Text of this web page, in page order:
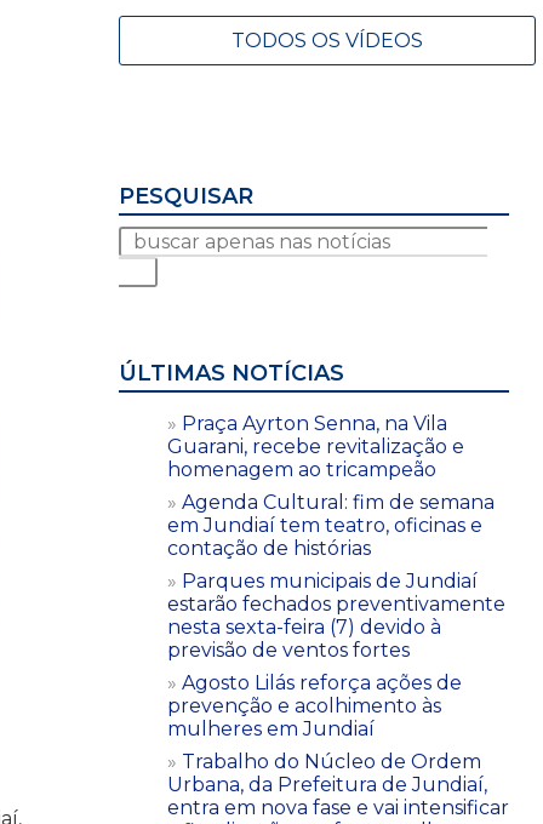
TODOS OS VÍDEOS
PESQUISAR
ÚLTIMAS NOTÍCIAS
Praça Ayrton Senna, na Vila
Guarani, recebe revitalização e
homenagem ao tricampeão
Agenda Cultural: fim de semana
em Jundiaí tem teatro, oficinas e
contação de histórias
Parques municipais de Jundiaí
estarão fechados preventivamente
nesta sexta-feira (7) devido à
previsão de ventos fortes
Agosto Lilás reforça ações de
prevenção e acolhimento às
mulheres em Jundiaí
Trabalho do Núcleo de Ordem
Urbana, da Prefeitura de Jundiaí,
entra em nova fase e vai intensificar